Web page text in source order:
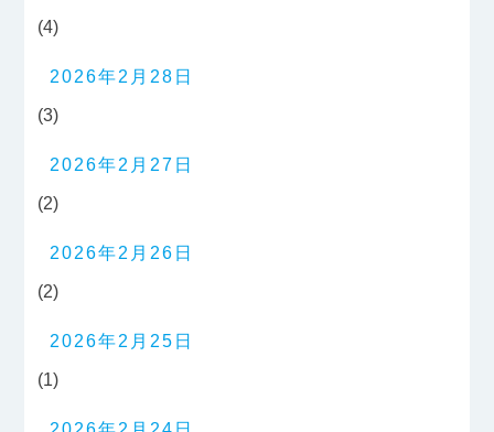
(4)
2026年2月28日
(3)
2026年2月27日
(2)
2026年2月26日
(2)
2026年2月25日
(1)